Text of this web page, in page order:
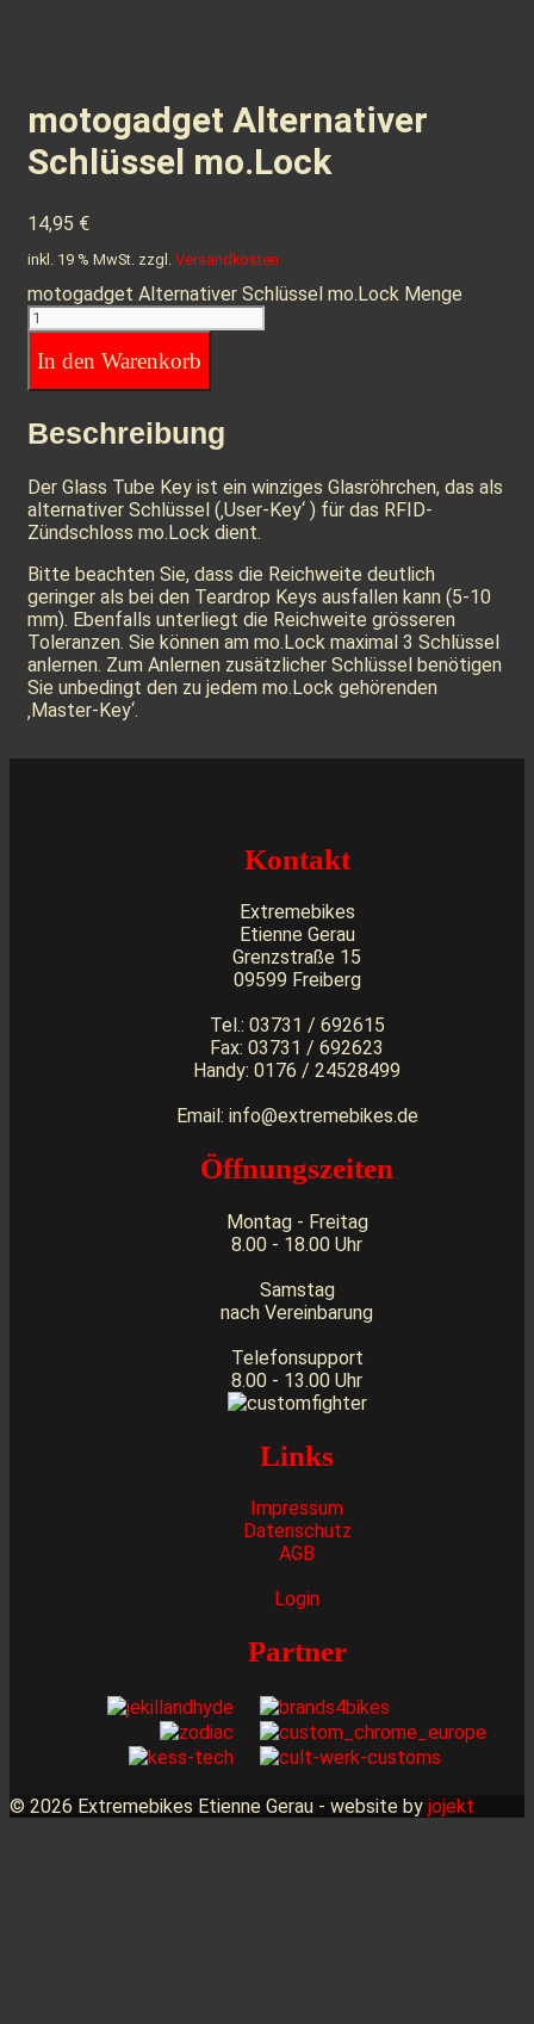
motogadget Alternativer
Schlüssel mo.Lock
14,95 €
inkl. 19 % MwSt. zzgl. Versandkosten
motogadget Alternativer Schlüssel mo.Lock Menge
In den Warenkorb
Beschreibung
Der Glass Tube Key ist ein winziges Glasröhrchen, das als
alternativer Schlüssel (‚User-Key‘ ) für das RFID-
Zündschloss mo.Lock dient.
Bitte beachten Sie, dass die Reichweite deutlich
geringer als bei den Teardrop Keys ausfallen kann (5-10
mm). Ebenfalls unterliegt die Reichweite grösseren
Toleranzen. Sie können am mo.Lock maximal 3 Schlüssel
anlernen. Zum Anlernen zusätzlicher Schlüssel benötigen
Sie unbedingt den zu jedem mo.Lock gehörenden
‚Master-Key‘.
Kontakt
Extremebikes
Etienne Gerau
Grenzstraße 15
09599 Freiberg
Tel.: 03731 / 692615
Fax: 03731 / 692623
Handy: 0176 / 24528499
Email: info@extremebikes.de
Öffnungszeiten
Montag - Freitag
8.00 - 18.00 Uhr
Samstag
nach Vereinbarung
Telefonsupport
8.00 - 13.00 Uhr
Links
Impressum
Datenschutz
AGB
Login
Partner
© 2026 Extremebikes Etienne Gerau - website by jojekt